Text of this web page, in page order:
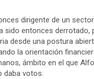
dirigente de un
sido entonces
desde una postura
la orientación
ámbito en el que
daba votos.